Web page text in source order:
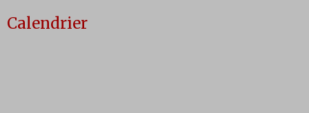
Calendrier